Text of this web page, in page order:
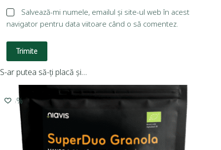
Salvează-mi numele, emailul și site-ul web în acest
navigator pentru data viitoare când o să comentez.
Trimite
S-ar putea să-ți placă și…
-10%